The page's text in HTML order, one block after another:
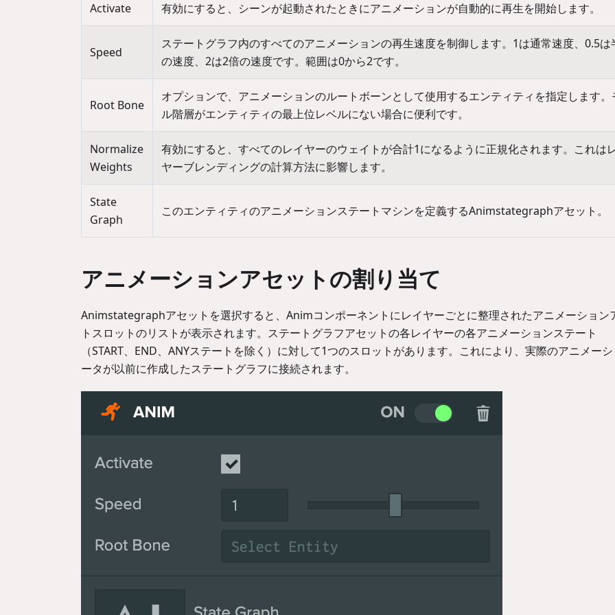
Activate 有効にすると、シーンが起動されたときにアニメーションが自動的に再生を開始します。
Speed
ステートグラフ内のすべてのアニメーションの再生速度を制御します。1は通常速度、0.5は
の速度、2は2倍の速度です。範囲は0から2です。
Root Bone
オプションで、アニメーションのルートボーンとして使用するエンティティを指定します。
ル階層がエンティティの最上位レベルにない場合に便利です。
Normalize
Weights
有効にすると、すべてのレイヤーのウェイトが合計1になるように正規化されます。これは
ヤーブレンディングの計算方法に影響します。
State
Graph
このエンティティのアニメーションステートマシンを定義するAnimstategraphアセット。
アニメーションアセットの割り当て
Animstategraphアセットを選択すると、Animコンポーネントにレイヤーごとに整理されたアニメーション
トスロットのリストが表示されます。ステートグラフアセットの各レイヤーの各アニメーションステート
（START、END、ANYステートを除く）に対して1つのスロットがあります。これにより、実際のアニメー
ータが以前に作成したステートグラフに接続されます。